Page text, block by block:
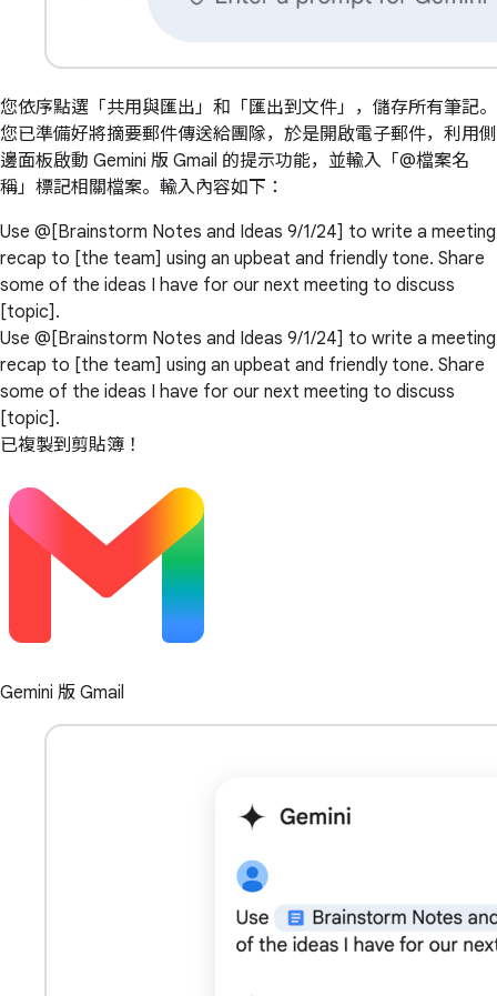
您依序點選「共用與匯出」和「匯出到文件」，儲存所有筆記。
您已準備好將摘要郵件傳送給團隊，於是開啟電子郵件，利用側
邊面板啟動 Gemini 版 Gmail 的提示功能，並輸入「@檔案名
稱」標記相關檔案。輸入內容如下：
Use @[Brainstorm Notes and Ideas 9/1/24] to write a meeting
recap to [the team] using an upbeat and friendly tone. Share
some of the ideas I have for our next meeting to discuss
[topic].
Use @[Brainstorm Notes and Ideas 9/1/24] to write a meeting
recap to [the team] using an upbeat and friendly tone. Share
some of the ideas I have for our next meeting to discuss
[topic].
已複製到剪貼簿！
Gemini 版 Gmail